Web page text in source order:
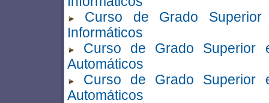
Curso de Grado
Informáticos
Curso de Grado Superior
Automáticos
Curso de Grado Superior
Automáticos